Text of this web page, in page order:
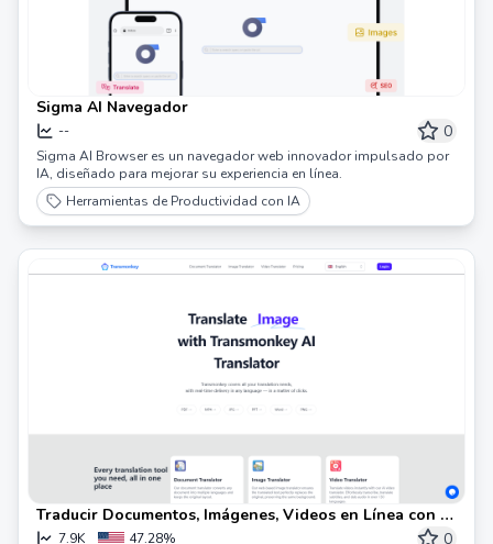
Sigma AI Navegador
-- 0
Sigma AI Browser es un navegador web innovador impulsado por
IA, diseñado para mejorar su experiencia en línea.
Herramientas de Productividad con IA
Traducir Documentos, Imágenes, Videos en Línea con IA
| Transmonkey
7.9K 47.28% 0